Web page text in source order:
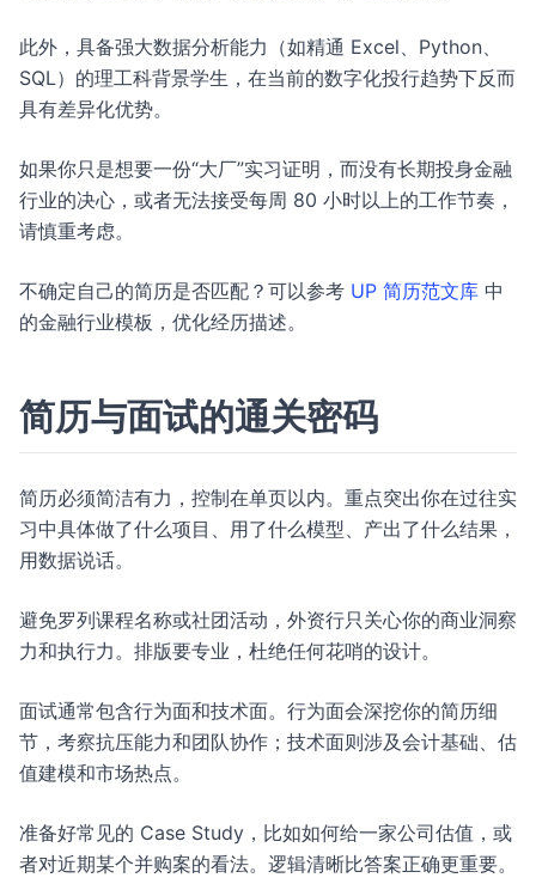
此外，具备强大数据分析能力（如精通 Excel、Python、
SQL）的理工科背景学生，在当前的数字化投行趋势下反而
具有差异化优势。
如果你只是想要一份“大厂”实习证明，而没有长期投身金融
行业的决心，或者无法接受每周 80 小时以上的工作节奏，
请慎重考虑。
不确定自己的简历是否匹配？可以参考 UP 简历范文库 中
的金融行业模板，优化经历描述。
简历与面试的通关密码
简历必须简洁有力，控制在单页以内。重点突出你在过往实
习中具体做了什么项目、用了什么模型、产出了什么结果，
用数据说话。
避免罗列课程名称或社团活动，外资行只关心你的商业洞察
力和执行力。排版要专业，杜绝任何花哨的设计。
面试通常包含行为面和技术面。行为面会深挖你的简历细
节，考察抗压能力和团队协作；技术面则涉及会计基础、估
值建模和市场热点。
准备好常见的 Case Study，比如如何给一家公司估值，或
者对近期某个并购案的看法。逻辑清晰比答案正确更重要。